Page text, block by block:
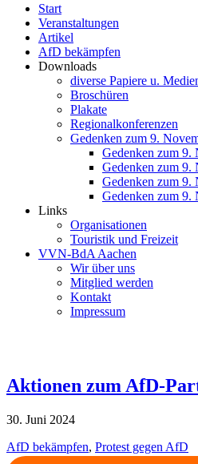
Start
Veranstaltungen
Artikel
AfD bekämpfen
Downloads
diverse Papiere u.
Broschüren
Plakate
Regionalkonferenzen
Gedenken zum 9.
Gedenken zum 9.
Gedenken zum 9.
Gedenken zum 9.
Gedenken zum 9.
Links
Organisationen
Touristik und Freizeit
VVN-BdA Aachen
Wir über uns
Mitglied werden
Kontakt
Impressum
Aktionen zum AfD-
30. Juni 2024
AfD bekämpfen, Protest gegen AfD